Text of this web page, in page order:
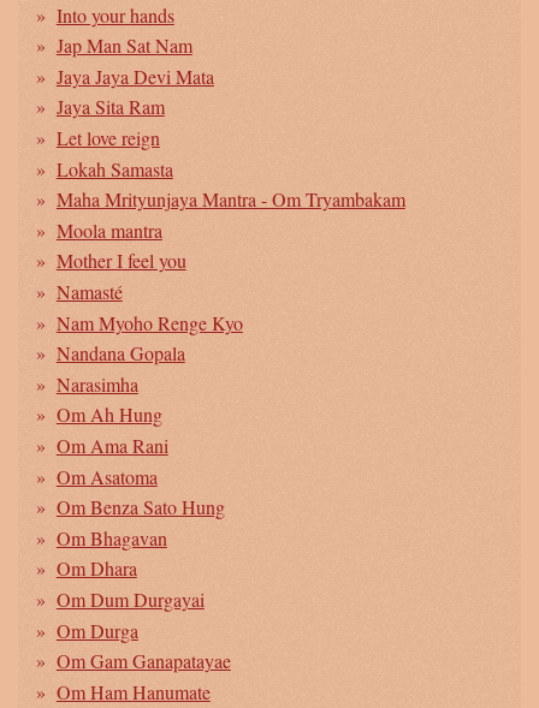
Into your hands
Jap Man Sat Nam
Jaya Jaya Devi Mata
Jaya Sita Ram
Let love reign
Lokah Samasta
Maha Mrityunjaya Mantra - Om Tryambakam
Moola mantra
Mother I feel you
Namasté
Nam Myoho Renge Kyo
Nandana Gopala
Narasimha
Om Ah Hung
Om Ama Rani
Om Asatoma
Om Benza Sato Hung
Om Bhagavan
Om Dhara
Om Dum Durgayai
Om Durga
Om Gam Ganapatayae
Om Ham Hanumate